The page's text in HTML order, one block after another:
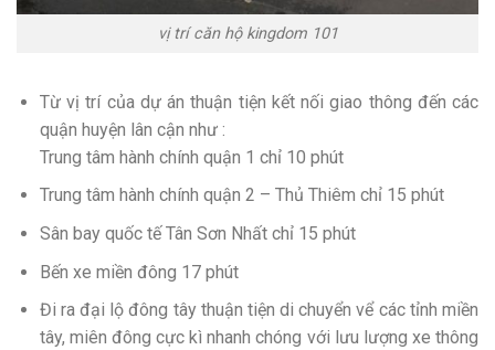
vị trí căn hộ kingdom 101
Từ vị trí của dự án thuận tiện kết nối giao thông đến các
quận huyện lân cận như :
Trung tâm hành chính quận 1 chỉ 10 phút
Trung tâm hành chính quận 2 – Thủ Thiêm chỉ 15 phút
Sân bay quốc tế Tân Sơn Nhất chỉ 15 phút
Bến xe miền đông 17 phút
Đi ra đại lộ đông tây thuận tiện di chuyển vể các tỉnh miền
tây, miên đông cực kì nhanh chóng với lưu lượng xe thông